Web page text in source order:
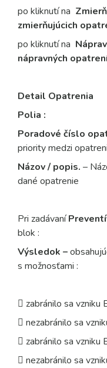
po kliknutí na
zmierňujúcich
po kliknutí na
nápravných
Detail Opatrenia
Polia :
Poradové číslo
priority medzi
Názov / popis. –
dané opatrenie
Pri zadávaní
blok :
Výsledok –
s možnosťami :
 zabránilo sa vzniku
 nezabránilo sa
 zabránilo sa vzniku
 nezabránilo sa